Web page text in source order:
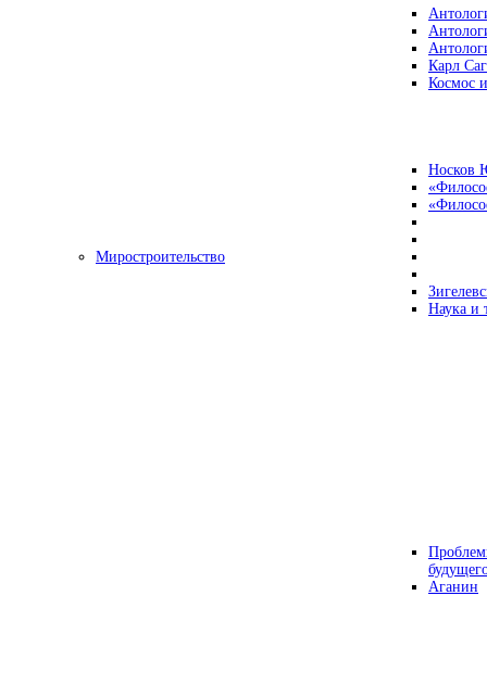
Карл
Космос
Носков
Миростроительство
Наука и
Аганин